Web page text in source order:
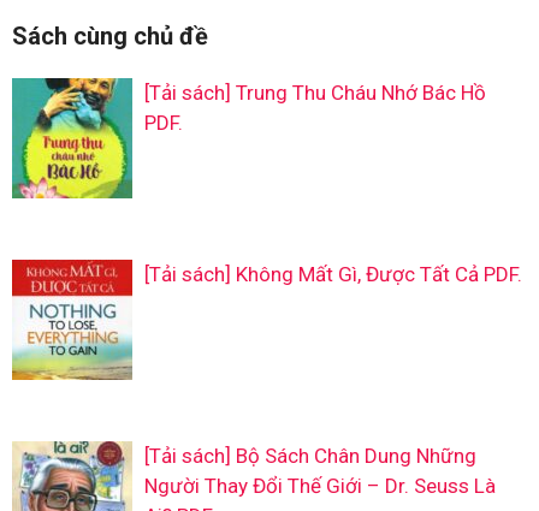
Sách cùng chủ đề
[Tải sách] Trung Thu Cháu Nhớ Bác Hồ
PDF.
[Tải sách] Không Mất Gì, Được Tất Cả PDF.
[Tải sách] Bộ Sách Chân Dung Những
Người Thay Đổi Thế Giới – Dr. Seuss Là